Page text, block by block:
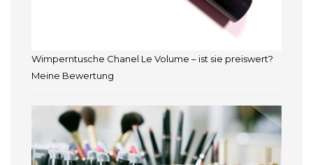
Wimperntusche Chanel Le Volume – ist sie preiswert?
Meine Bewertung